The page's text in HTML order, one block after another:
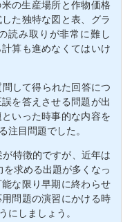
の生産場所と作物価格
た独特な図と表、グラ
読み取りが非常に難し
算も進めなくてはいけ
して得られた回答につ
を答えさせる問題が出
いった時事的な内容を
注目問題でした。
特徴的ですが、近年は
求める出題が多くなっ
な限り早期に終わらせ
問題の演習にかける時
にしましょう。